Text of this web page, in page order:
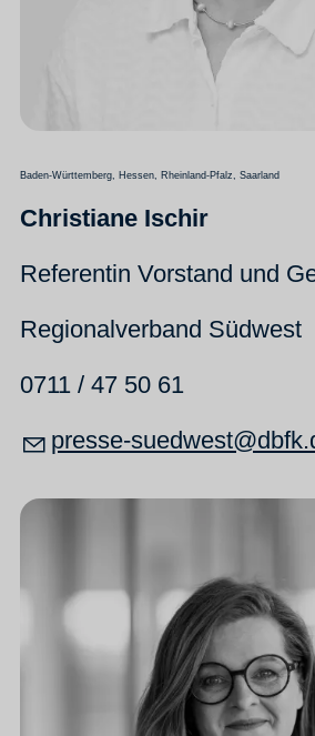
Baden-Württemberg, Hessen, Rheinland-Pfalz, Saarland
Christiane Ischir
Referentin Vorstand und
Regionalverband Südwest
0711 / 47 50 61
pr ss -s dw st dbfk